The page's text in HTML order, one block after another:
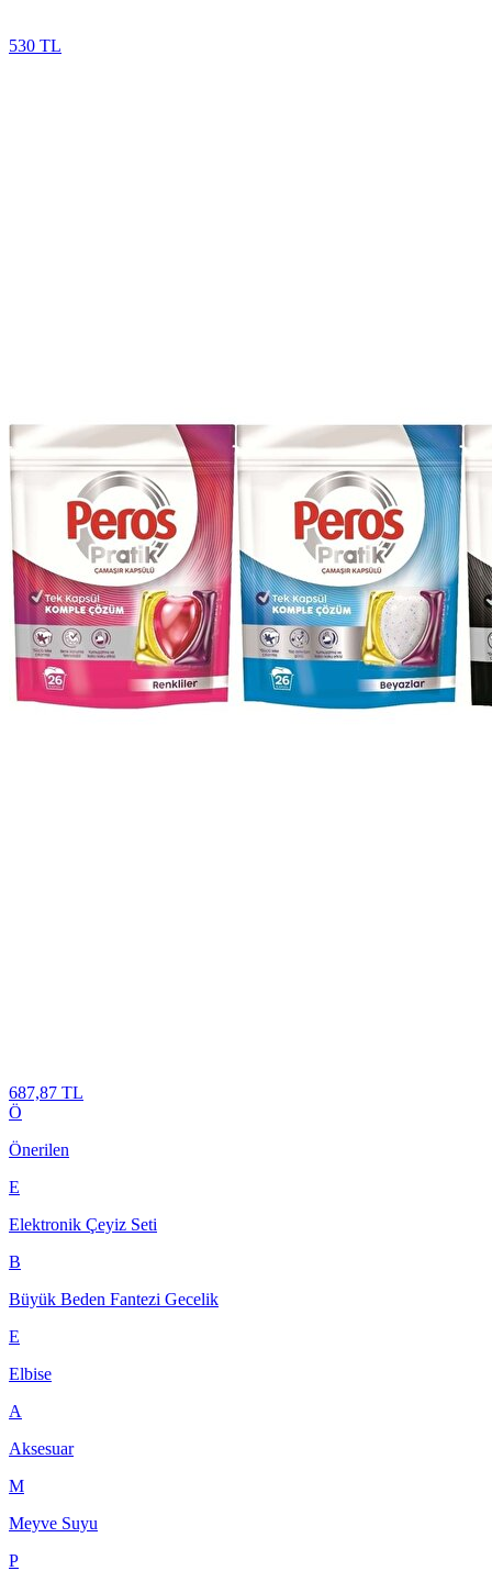
530 TL
687,87 TL
Ö
Önerilen
E
Elektronik Çeyiz Seti
B
Büyük Beden Fantezi Gecelik
E
Elbise
A
Aksesuar
M
Meyve Suyu
P